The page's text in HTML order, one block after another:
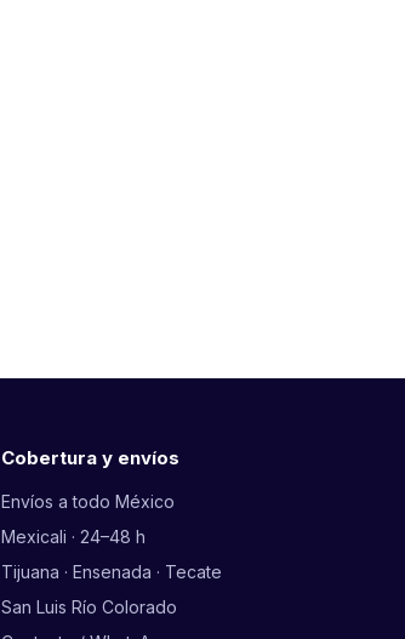
Cobertura y envíos
Envíos a todo México
Mexicali · 24–48 h
Tijuana · Ensenada · Tecate
San Luis Río Colorado